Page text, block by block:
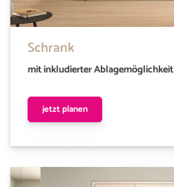
Schrank
mit inkludierter Ablagemöglichkeit
jetzt planen